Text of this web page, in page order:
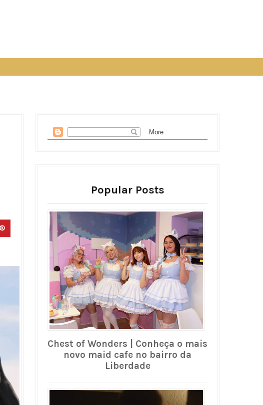
Popular Posts
Chest of Wonders | Conheça o mais
novo maid cafe no bairro da
Liberdade